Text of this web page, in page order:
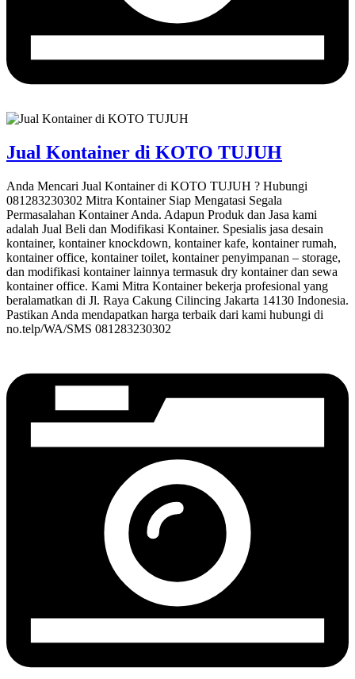
Jual Kontainer di KOTO TUJUH
Anda Mencari Jual Kontainer di KOTO TUJUH ? Hubungi
081283230302 Mitra Kontainer Siap Mengatasi Segala
Permasalahan Kontainer Anda. Adapun Produk dan Jasa kami
adalah Jual Beli dan Modifikasi Kontainer. Spesialis jasa desain
kontainer, kontainer knockdown, kontainer kafe, kontainer rumah,
kontainer office, kontainer toilet, kontainer penyimpanan – storage,
dan modifikasi kontainer lainnya termasuk dry kontainer dan sewa
kontainer office. Kami Mitra Kontainer bekerja profesional yang
beralamatkan di Jl. Raya Cakung Cilincing Jakarta 14130 Indonesia.
Pastikan Anda mendapatkan harga terbaik dari kami hubungi di
no.telp/WA/SMS 081283230302